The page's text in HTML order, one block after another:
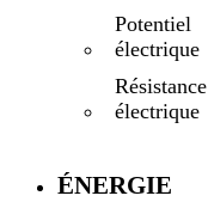
Potentiel
électrique
Résistance
électrique
ÉNERGIE